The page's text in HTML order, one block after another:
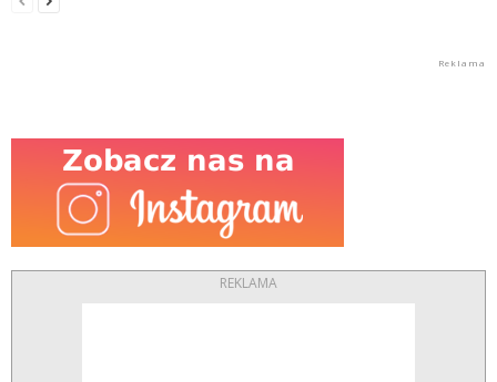
REKLAMA